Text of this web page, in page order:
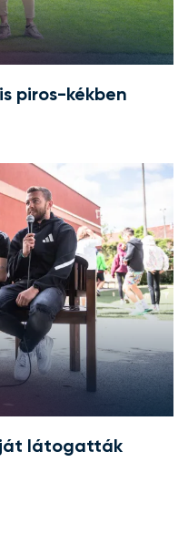
piros-kékben
látogatták